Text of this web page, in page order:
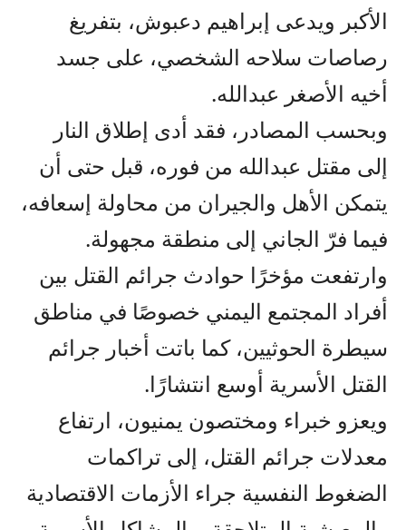
الأكبر ويدعى إبراهيم دعبوش، بتفريغ
رصاصات سلاحه الشخصي، على جسد
أخيه الأصغر عبدالله.
وبحسب المصادر، فقد أدى إطلاق النار
إلى مقتل عبدالله من فوره، قبل حتى أن
يتمكن الأهل والجيران من محاولة إسعافه،
فيما فرّ الجاني إلى منطقة مجهولة.
وارتفعت مؤخرًا حوادث جرائم القتل بين
أفراد المجتمع اليمني خصوصًا في مناطق
سيطرة الحوثيين، كما باتت أخبار جرائم
القتل الأسرية أوسع انتشارًا.
ويعزو خبراء ومختصون يمنيون، ارتفاع
معدلات جرائم القتل، إلى تراكمات
الضغوط النفسية جراء الأزمات الاقتصادية